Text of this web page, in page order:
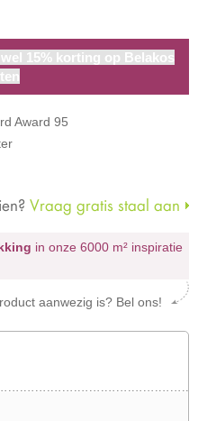
15% korting op Belakos
Award 95
Vraag gratis staal aan
in onze 6000 m² inspiratie
aanwezig is? Bel ons!